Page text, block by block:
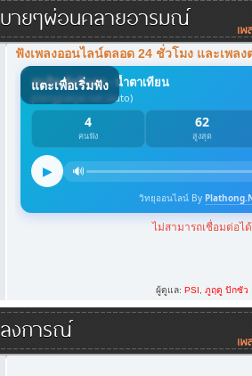
ายๆผ่อนคลายอารมณ์
ฟังเพลงออนไลน์ตลอด 24 ชั่วโมง และเพล
ผู้ดูแล: PSI, ภูฤดู ปักซัว
ลงการณ์